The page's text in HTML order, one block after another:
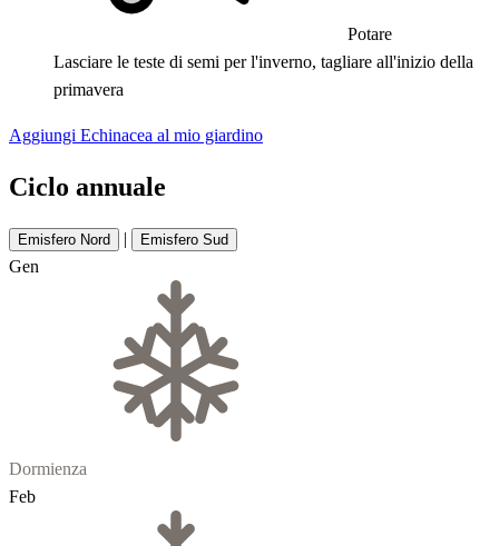
Potare
Lasciare le teste di semi per l'inverno, tagliare all'inizio della
primavera
Aggiungi Echinacea al mio giardino
Ciclo annuale
Emisfero Nord | Emisfero Sud
Gen
Dormienza
Feb